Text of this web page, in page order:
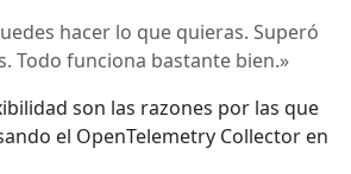
hacer lo que quieras. Superó
Todo funciona bastante bien.»
son las razones por las que
el OpenTelemetry Collector en